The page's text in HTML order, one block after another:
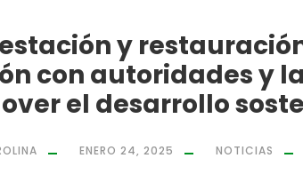
y
con autoridades y
el desarrollo
ENERO 24, 2025 NOTICIAS